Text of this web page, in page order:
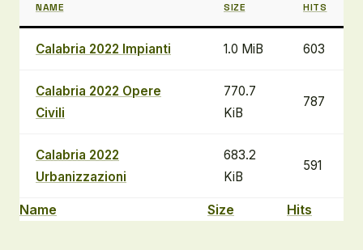
NAME SIZE HITS
Name Size Hits
Calabria 2022 Impianti 1.0 MiB 603
Calabria 2022 Opere
Civili
770.7
KiB
787
Calabria 2022
Urbanizzazioni
683.2
KiB
591